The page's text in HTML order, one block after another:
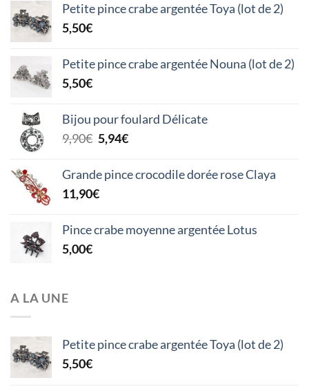
Petite pince crabe argentée Toya (lot de 2)
5,50€
Petite pince crabe argentée Nouna (lot de 2)
5,50€
Bijou pour foulard Délicate
9,90€ Le
initial
était :
9,90€.
5,94€Le
actuel
Grande pince crocodile dorée rose Claya
11,90€
Pince crabe moyenne argentée Lotus
5,00€
A LA UNE
Petite pince crabe argentée Toya (lot de 2)
5,50€